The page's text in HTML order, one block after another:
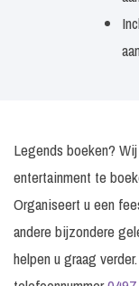
Legends boeken?
entertainment te
Organiseert u een
andere bijzondere
helpen u graag